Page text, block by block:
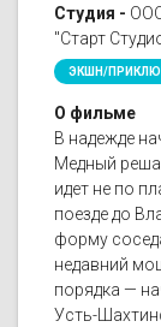
Студия -
"Старт
ЭКШН/
О фильме
В надежде
Медный
идет не по
поезде до
форму
недавний
порядка —
Усть-